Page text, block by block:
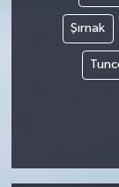
Şırnak